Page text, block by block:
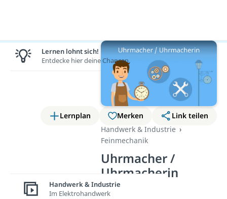
Lernplan Merken
Link teilen
Handwerk & Industrie
Feinmechanik
Uhrmacher /
Uhrmacherin
(Video)
Lernen lohnt sich!
Entdecke hier deine Chancen.
Handwerk & Industrie
Im Elektrohandwerk